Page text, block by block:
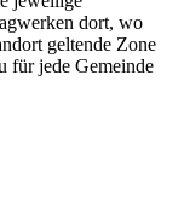
dort, wo
geltende Zone
für jede Gemeinde